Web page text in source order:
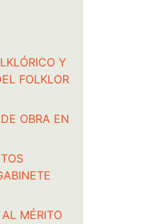
Y
FOLKLOR
OBRA EN
MÉRITO